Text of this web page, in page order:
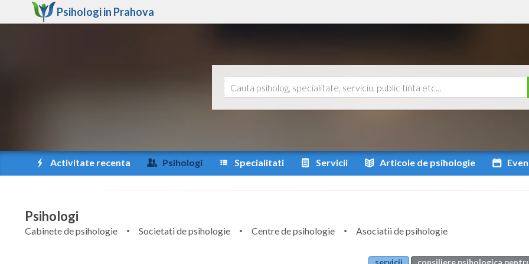
Psihologi in Prahova
Activitate recenta Psihologi Specialitati Servicii Articole de psihologie
Psihologi
Cabinete de psihologie Societati de psihologie Centre de psihologie
Asociatii de psihologie
servicii
consiliere psihologica